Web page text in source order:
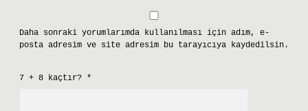
Daha sonraki yorumlarımda kullanılması için adım, e-
posta adresim ve site adresim bu tarayıcıya kaydedilsin.
7 + 8 kaçtır? *